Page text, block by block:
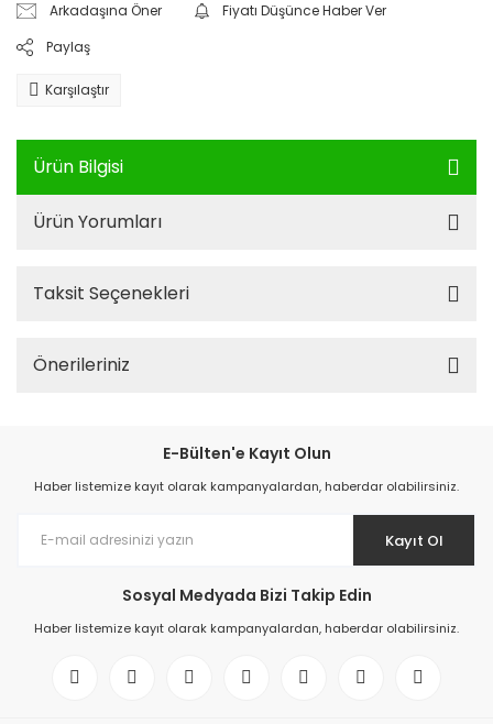
Arkadaşına Öner
Fiyatı Düşünce Haber Ver
Paylaş
Karşılaştır
Ürün Bilgisi
Ürün Yorumları
Taksit Seçenekleri
Önerileriniz
E-Bülten'e Kayıt Olun
Haber listemize kayıt olarak kampanyalardan, haberdar olabilirsiniz.
Kayıt Ol
Sosyal Medyada Bizi Takip Edin
Haber listemize kayıt olarak kampanyalardan, haberdar olabilirsiniz.